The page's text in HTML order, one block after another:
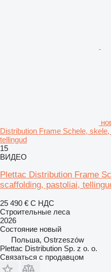
Distribution Frame Schele,
tellingud
15
ВИДЕО
Plettac Distribution Frame
scaffolding, pastoliai,
25 490 € С НДС
Строительные леса
2026
Состояние новый
Польша, Ostrzeszów
Plettac Distribution Sp. z o. o.
Связаться с продавцом